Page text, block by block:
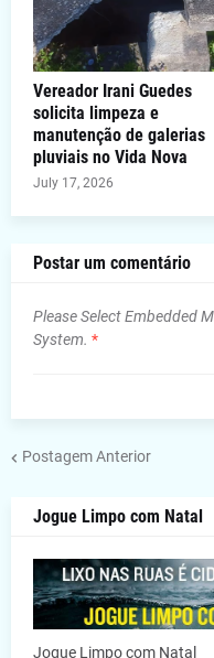
Vereador Irani Guedes
solicita limpeza e
manutenção de galerias
pluviais no Vida Nova
July 17, 2026
Postar um comentário
Please Select Embedded
System. *
Postagem Anterior
Jogue Limpo com Natal
Jogue Limpo com Natal